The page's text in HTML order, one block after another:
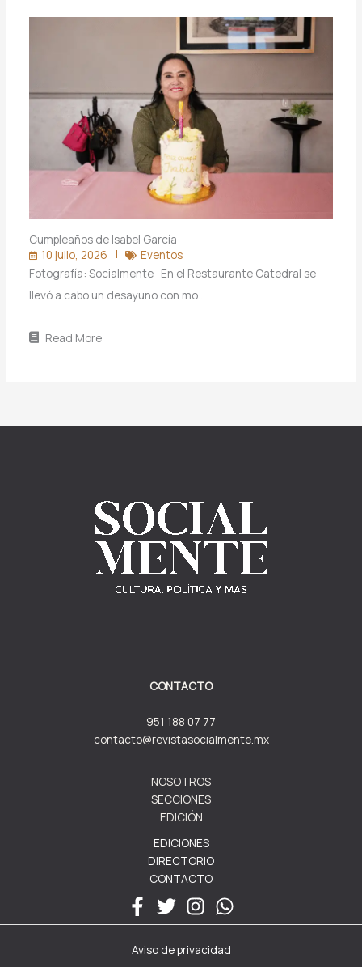
Cumpleaños de Isabel García
10 julio, 2026
Eventos
Fotografía: Socialmente En el Restaurante Catedral se
llevó a cabo un desayuno con mo…
Read More
CONTACTO
951 188 07 77
contacto@revistasocialmente.mx
NOSOTROS
SECCIONES
EDICIÓN
EDICIONES
DIRECTORIO
CONTACTO
Aviso de privacidad